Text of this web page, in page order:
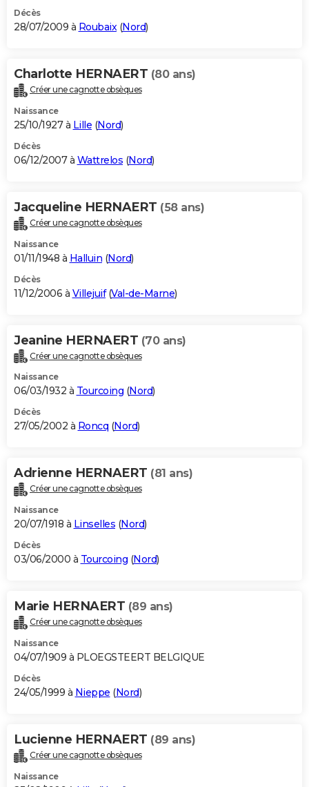
Décès
28/07/2009 à Roubaix(Nord)
Charlotte HERNAERT (80 ans)
Créer une cagnotte obsèques
Naissance
25/10/1927 à Lille (Nord)
Décès
06/12/2007 à Wattrelos (Nord)
Jacqueline HERNAERT (58 ans)
Créer une cagnotte obsèques
Naissance
01/11/1948 à Halluin (Nord)
Décès
11/12/2006 à Villejuif(Val-de-Marne)
Jeanine HERNAERT (70 ans)
Créer une cagnotte obsèques
Naissance
06/03/1932 à Tourcoing (Nord)
Décès
27/05/2002 à Roncq (Nord)
Adrienne HERNAERT (81 ans)
Créer une cagnotte obsèques
Naissance
20/07/1918 à Linselles (Nord)
Décès
03/06/2000 à Tourcoing (Nord)
Marie HERNAERT (89 ans)
Créer une cagnotte obsèques
Naissance
04/07/1909 à PLOEGSTEERT BELGIQUE
Décès
24/05/1999 à Nieppe (Nord)
Lucienne HERNAERT (89 ans)
Créer une cagnotte obsèques
Naissance